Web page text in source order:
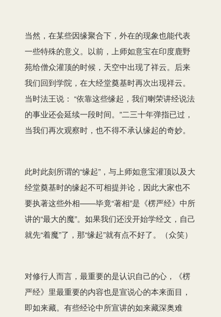
当然，在某些因缘聚合下，外在的现象也能代表
一些特殊的意义。以前，上师如意宝在印度鹿野
苑给僧众灌顶的时候，天空中出现了祥云。后来
我们回到学院，在大经堂奠基时再次出现祥云。
当时法王说： “依靠这些缘起，我们喇荣讲经说法
的事业还会延续一段时间。”二三十年弹指已过，
当我们再次观察时，也不得不承认缘起的奇妙。
此时此刻所谓的“缘起”，与上师如意宝灌顶以及大
经堂奠基时的缘起不可相提并论，因此大家也不
要执著这些外相——毕竟“著相”是《楞严经》中所
讲的“最大的魔”。如果我们还没开始学经文，自己
就先“着魔”了，那“缘起”就有点不好了。（众笑）
对修行人而言，最重要的是认识自己的心，《楞
严经》里最重要的内容也是宣说心的本来面目，
即如来藏。有些经论中所宣讲的如来藏深奥难